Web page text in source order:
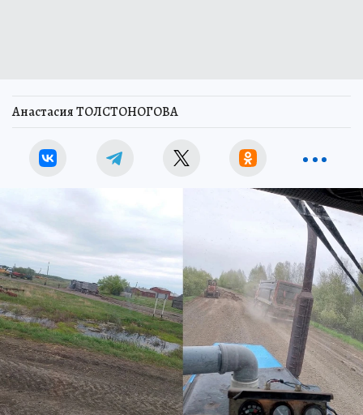
Анастасия ТОЛСТОНОГОВА